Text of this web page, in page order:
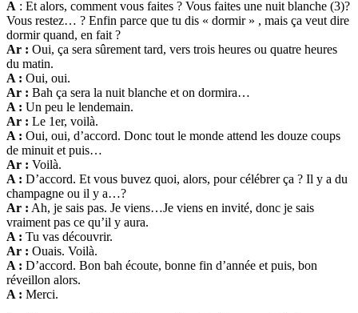
A : Et alors, comment vous faites ? Vous faites une nuit blanche (3)?
Vous restez… ? Enfin parce que tu dis « dormir » , mais ça veut dire
dormir quand, en fait ?
Ar : Oui, ça sera sûrement tard, vers trois heures ou quatre heures
du matin.
A : Oui, oui.
Ar : Bah ça sera la nuit blanche et on dormira…
A : Un peu le lendemain.
Ar : Le 1er, voilà.
A : Oui, oui, d’accord. Donc tout le monde attend les douze coups
de minuit et puis…
Ar : Voilà.
A : D’accord. Et vous buvez quoi, alors, pour célébrer ça ? Il y a du
champagne ou il y a…?
Ar : Ah, je sais pas. Je viens…Je viens en invité, donc je sais
vraiment pas ce qu’il y aura.
A : Tu vas découvrir.
Ar : Ouais. Voilà.
A : D’accord. Bon bah écoute, bonne fin d’année et puis, bon
réveillon alors.
A : Merci.